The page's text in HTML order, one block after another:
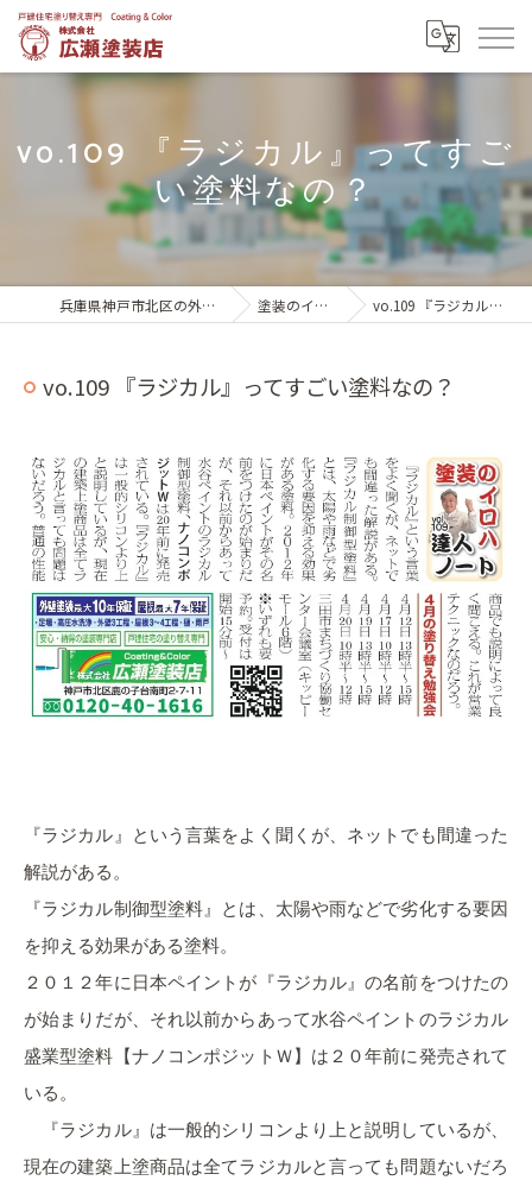
vo.109 『ラジカル』ってすご
い塗料なの？
兵庫県神戸市北区の外壁塗装は株式会社広瀬塗装店 塗装のイロハ 達人ノート vo.109 『ラジカル』ってすごい塗料なの？
vo.109 『ラジカル』ってすごい塗料なの？
『ラジカル』という言葉をよく聞くが、 ネットでも間違った
解説がある。
『ラジカル制御型塗料』とは、太陽や雨などで劣化する要因
を抑える効果がある塗料。
２０１２年に日本ペイントが『ラジカル』の名前をつけたの
が始まりだが、それ以前からあって水谷ペイントのラジカル
盛業型塗料【ナノコンポジットＷ】は２０年前に発売されて
いる。
『ラジカル』は一般的シリコンより上と説明しているが、
現在の建築上塗商品は全てラジカルと言っても問題ないだろ